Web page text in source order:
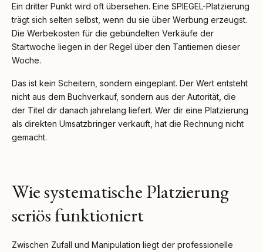
Ein dritter Punkt wird oft übersehen. Eine SPIEGEL-Platzierung
trägt sich selten selbst, wenn du sie über Werbung erzeugst.
Die Werbekosten für die gebündelten Verkäufe der
Startwoche liegen in der Regel über den Tantiemen dieser
Woche.
Das ist kein Scheitern, sondern eingeplant. Der Wert entsteht
nicht aus dem Buchverkauf, sondern aus der Autorität, die
der Titel dir danach jahrelang liefert. Wer dir eine Platzierung
als direkten Umsatzbringer verkauft, hat die Rechnung nicht
gemacht.
Wie systematische Platzierung
seriös funktioniert
Zwischen Zufall und Manipulation liegt der professionelle